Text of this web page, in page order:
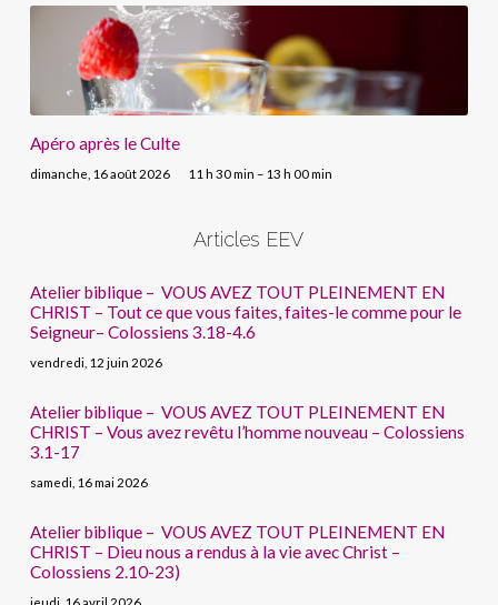
Apéro après le Culte
dimanche, 16 août 2026 11 h 30 min – 13 h 00 min
Articles EEV
Atelier biblique – VOUS AVEZ TOUT PLEINEMENT EN
CHRIST – Tout ce que vous faites, faites-le comme pour le
Seigneur– Colossiens 3.18-4.6
vendredi, 12 juin 2026
Atelier biblique – VOUS AVEZ TOUT PLEINEMENT EN
CHRIST – Vous avez revêtu l’homme nouveau – Colossiens
3.1-17
samedi, 16 mai 2026
Atelier biblique – VOUS AVEZ TOUT PLEINEMENT EN
CHRIST – Dieu nous a rendus à la vie avec Christ –
Colossiens 2.10-23)